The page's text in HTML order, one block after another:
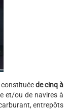
de cinq à
et/ou de navires à
entrepôts